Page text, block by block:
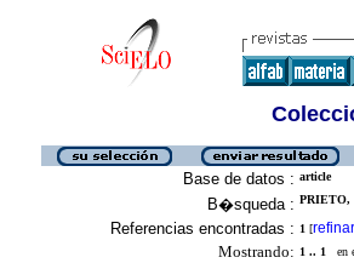
Base de datos : article
B�squeda :
Referencias encontradas : 1 [refinar
Mostrando: 1 .. 1 en